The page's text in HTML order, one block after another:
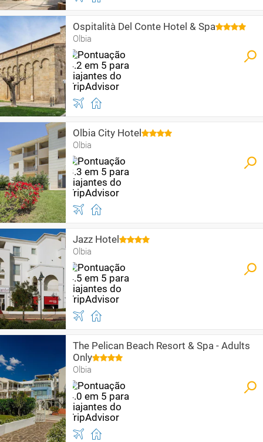
Ospitalità Del Conte Hotel & Spa
Olbia
Olbia City Hotel
Olbia
Jazz Hotel
Olbia
The Pelican Beach Resort & Spa - Adults
Only
Olbia